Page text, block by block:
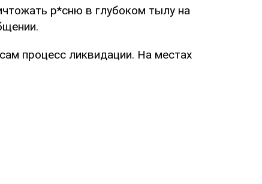
р*сню в глубоком тылу на
процесс ликвидации. На местах